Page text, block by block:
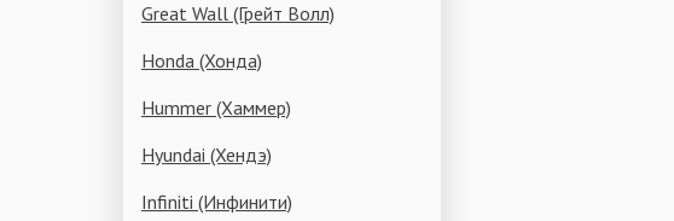
Great Wall (Грейт Волл)
Honda (Хонда)
Hummer (Хаммер)
Hyundai (Хендэ)
Infiniti (Инфинити)